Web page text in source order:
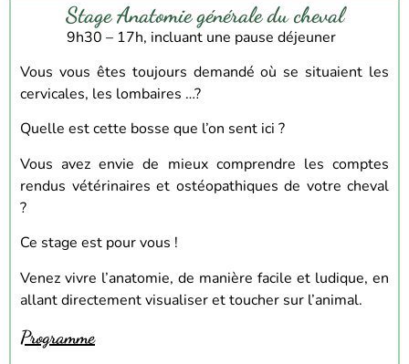
Stage Anatomie générale du cheval
9h30 – 17h, incluant une pause déjeuner
Vous vous êtes toujours demandé où se situaient les
cervicales, les lombaires …?
Quelle est cette bosse que l’on sent ici ?
Vous avez envie de mieux comprendre les comptes
rendus vétérinaires et ostéopathiques de votre cheval
?
Ce stage est pour vous !
Venez vivre l’anatomie, de manière facile et ludique, en
allant directement visualiser et toucher sur l’animal.
Programme